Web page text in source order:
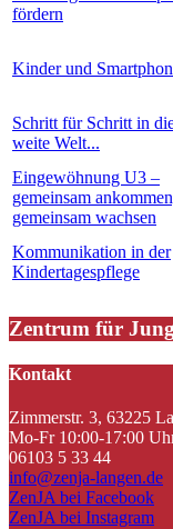
fördern
Kinder und
Schritt für Schritt in
weite Welt...
Eingewöhnung U3 –
gemeinsam
gemeinsam wachsen
Kommunikation in der
Kindertagespflege
Zentrum für
Kontakt
Zimmerstr. 3, 63225
Mo-Fr 10:00-17:00
06103 5 33 44
info@zenja-langen.de
ZenJA bei Facebook
ZenJA bei Instagram